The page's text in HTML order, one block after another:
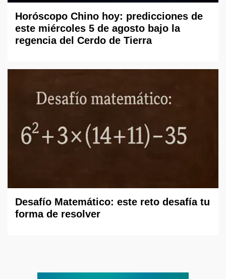
Horóscopo Chino hoy: predicciones de
este miércoles 5 de agosto bajo la
regencia del Cerdo de Tierra
Desafío Matemático: este reto desafía tu
forma de resolver